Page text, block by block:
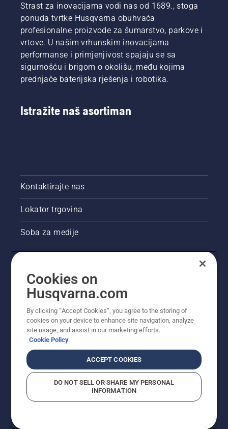
Strast za inovacijama vodi nas od 1689., stoga
ponuda tvrtke Husqvarna obuhvaća
profesionalne proizvode za šumarstvo, parkove i
vrtove. U našim vrhunskim inovacijama
performanse i primjenjivost spajaju se sa
sigurnošću i brigom o okolišu, među kojima
prednjače baterijska rješenja i robotika.
Istražite naš asortiman
Kontaktirajte nas
Lokator trgovina
Soba za medije
Akcije
Pravne informacije o proizvodu
Ostale stranice tvrtke Husqvarna
Cookies on
Husqvarna.com
By clicking “Accept Cookies”, you agree to the storing of
cookies on your device to enhance site navigation, analyze
site usage, and assist in our marketing efforts.
Cookie Policy
ACCEPT COOKIES
DO NOT SELL OR SHARE MY PERSONAL
INFORMATION